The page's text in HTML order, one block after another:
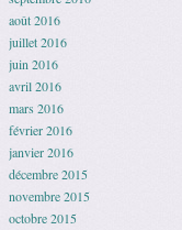
août 2016
juillet 2016
juin 2016
avril 2016
mars 2016
février 2016
janvier 2016
décembre 2015
novembre 2015
octobre 2015